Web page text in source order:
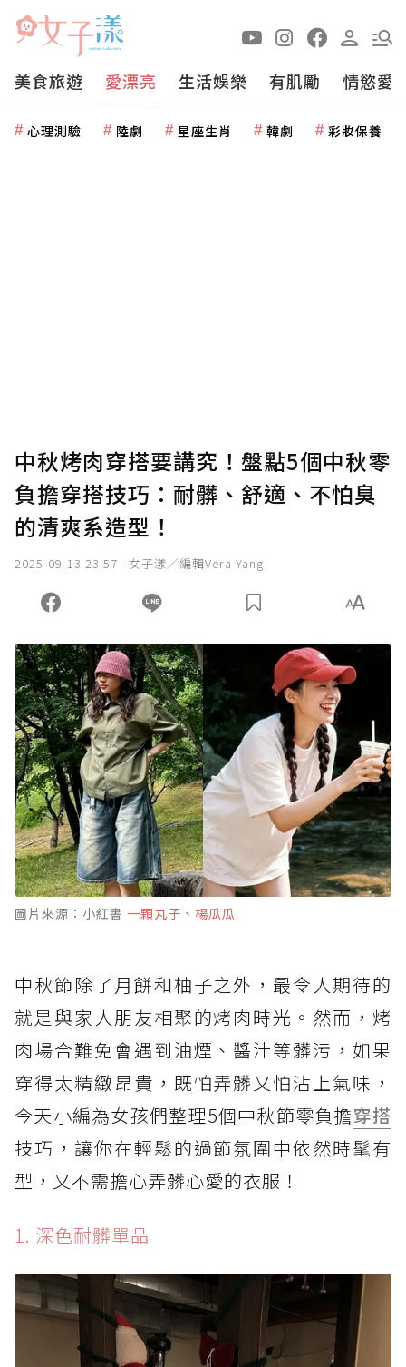
美食旅遊 愛漂亮 生活娛樂 有肌勵 情慾愛
心理測驗 陸劇 星座生肖 韓劇 彩妝保養
中秋烤肉穿搭要講究！盤點5個中秋零
負擔穿搭技巧：耐髒、舒適、不怕臭
的清爽系造型！
2025-09-13 23:57 女子漾／編輯Vera Yang
圖片來源：小紅書 一顆丸子 、 楊瓜瓜
中秋節除了月餅和柚子之外，最令人期待的
就是與家人朋友相聚的烤肉時光。然而，烤
肉場合難免會遇到油煙、醬汁等髒污，如果
穿得太精緻昂貴，既怕弄髒又怕沾上氣味，
今天小編為女孩們整理5個中秋節零負擔穿搭
技巧，讓你在輕鬆的過節氛圍中依然時髦有
型，又不需擔心弄髒心愛的衣服！
1. 深色耐髒單品